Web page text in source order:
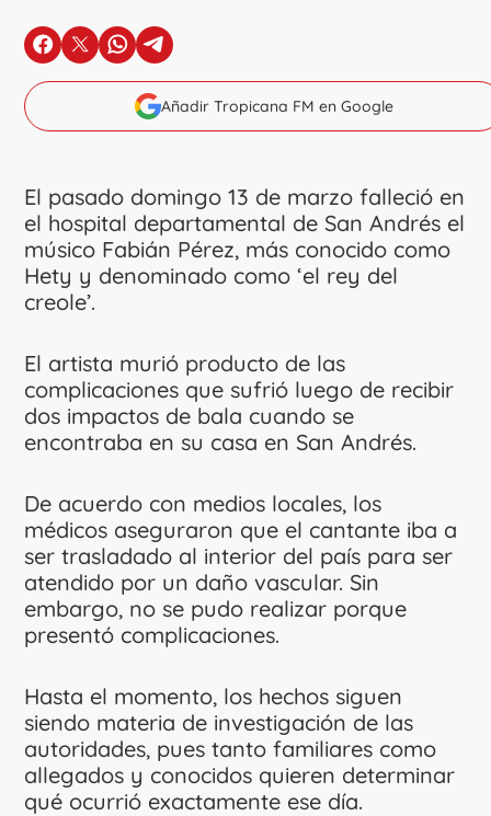
en Facebook
en Xen Whatsapp
en Telegram
Añadir Tropicana FM en Google
El pasado domingo 13 de marzo falleció en
el hospital departamental de San Andrés el
músico Fabián Pérez, más conocido como
Hety y denominado como ‘el rey del
creole’.
El artista murió producto de las
complicaciones que sufrió luego de recibir
dos impactos de bala cuando se
encontraba en su casa en San Andrés.
De acuerdo con medios locales, los
médicos aseguraron que el cantante iba a
ser trasladado al interior del país para ser
atendido por un daño vascular. Sin
embargo, no se pudo realizar porque
presentó complicaciones.
Hasta el momento, los hechos siguen
siendo materia de investigación de las
autoridades, pues tanto familiares como
allegados y conocidos quieren determinar
qué ocurrió exactamente ese día.